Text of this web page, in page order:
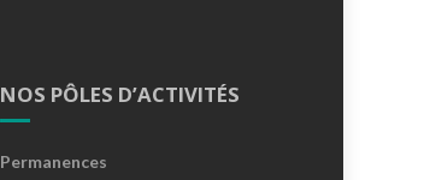
NOS PÔLES D’ACTIVITÉS
Permanences